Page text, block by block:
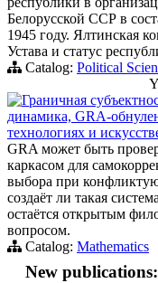
Белорусской ССР в
1945 году. Ялтинская
Устава и статус
Catalog: Political
Граничная
динамика, GRA-
технологиях и
GRA может быть
каркасом для
выбора при
создаёт ли такая
остаётся открытым
вопросом.
Catalog: Mathematics
New publications: